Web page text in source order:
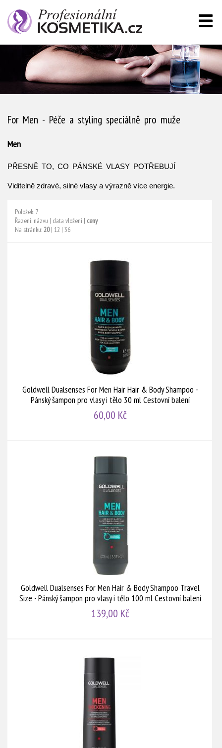
For Men - Péče a styling speciálně pro muže
Men
PŘESNĚ TO, CO PÁNSKÉ VLASY POTŘEBUJÍ
Viditelně zdravé, silné vlasy a výrazně více energie.
Položek: 7
Řazení: názvu | data vložení | ceny
Na stránku:20| 12 | 36
Goldwell Dualsenses For Men Hair Hair & Body Shampoo -
Pánský šampon pro vlasy i tělo 30 ml Cestovní balení
60,00 Kč
Goldwell Dualsenses For Men Hair & Body Shampoo Travel
Size - Pánský šampon pro vlasy i tělo 100 ml Cestovní balení
139,00 Kč